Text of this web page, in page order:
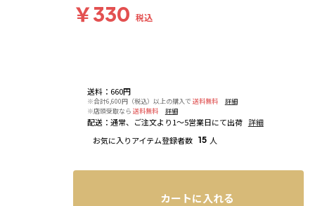
送料： 660円
※合計6,600円（税込）以上の購入で 送料無料
詳細
※店頭受取なら 送料無料 詳細
配送： 通常、ご注文より1～5営業日にて出荷 詳細
お気に入りアイテム登録者数 15 人
￥330 税込
カートに入れる